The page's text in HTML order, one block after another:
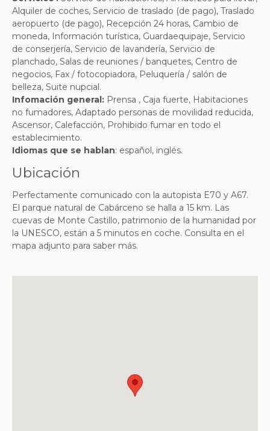
Alquiler de coches, Servicio de traslado (de pago), Traslado
aeropuerto (de pago), Recepción 24 horas, Cambio de
moneda, Información turística, Guardaequipaje, Servicio
de conserjería, Servicio de lavandería, Servicio de
planchado, Salas de reuniones / banquetes, Centro de
negocios, Fax / fotocopiadora, Peluquería / salón de
belleza, Suite nupcial.
Infomación general: Prensa , Caja fuerte, Habitaciones
no fumadores, Adaptado personas de movilidad reducida,
Ascensor, Calefacción, Prohibido fumar en todo el
establecimiento.
Idiomas que se hablan: español, inglés.
Ubicación
Perfectamente comunicado con la autopista E70 y A67.
El parque natural de Cabárceno se halla a 15 km. Las
cuevas de Monte Castillo, patrimonio de la humanidad por
la UNESCO, están a 5 minutos en coche. Consulta en el
mapa adjunto para saber más.